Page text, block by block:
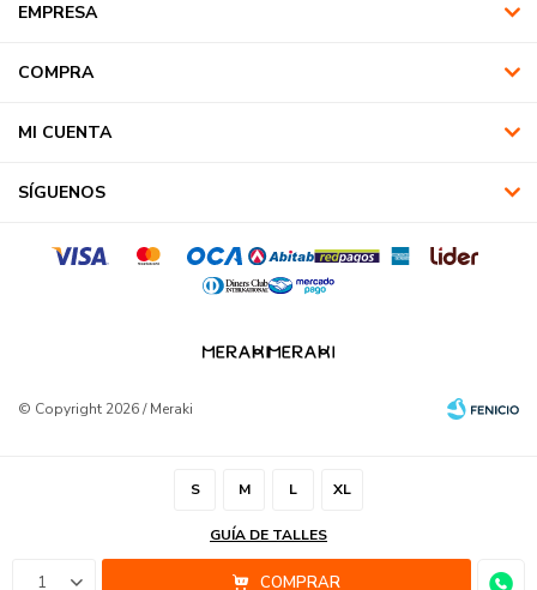
S M L XL
GUÍA DE TALLES
1 COMPRAR
EMPRESA
COMPRA
MI CUENTA
SÍGUENOS
© Copyright 2026 / Meraki
Fenicio